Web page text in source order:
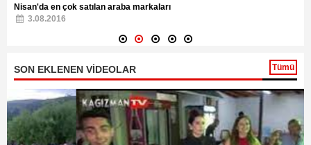
Nisan'da en çok satılan araba markaları
3.08.2016
SON EKLENEN VİDEOLAR Tümü